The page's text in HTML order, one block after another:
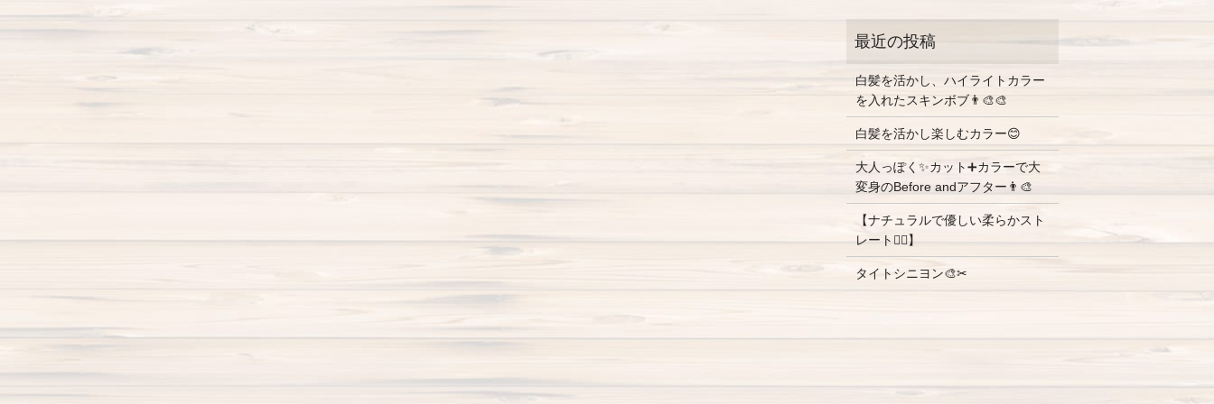
白髪を活かし、ハイライトカラー
を入れたスキンボブ👨‍🎨🎨
白髪を活かし楽しむカラー😊
大人っぽく✨カット➕カラーで大
変身のBefore andアフター👨‍🎨
【ナチュラルで優しい柔らかスト
レート💇‍♀️】
タイトシニヨン🎨✂︎